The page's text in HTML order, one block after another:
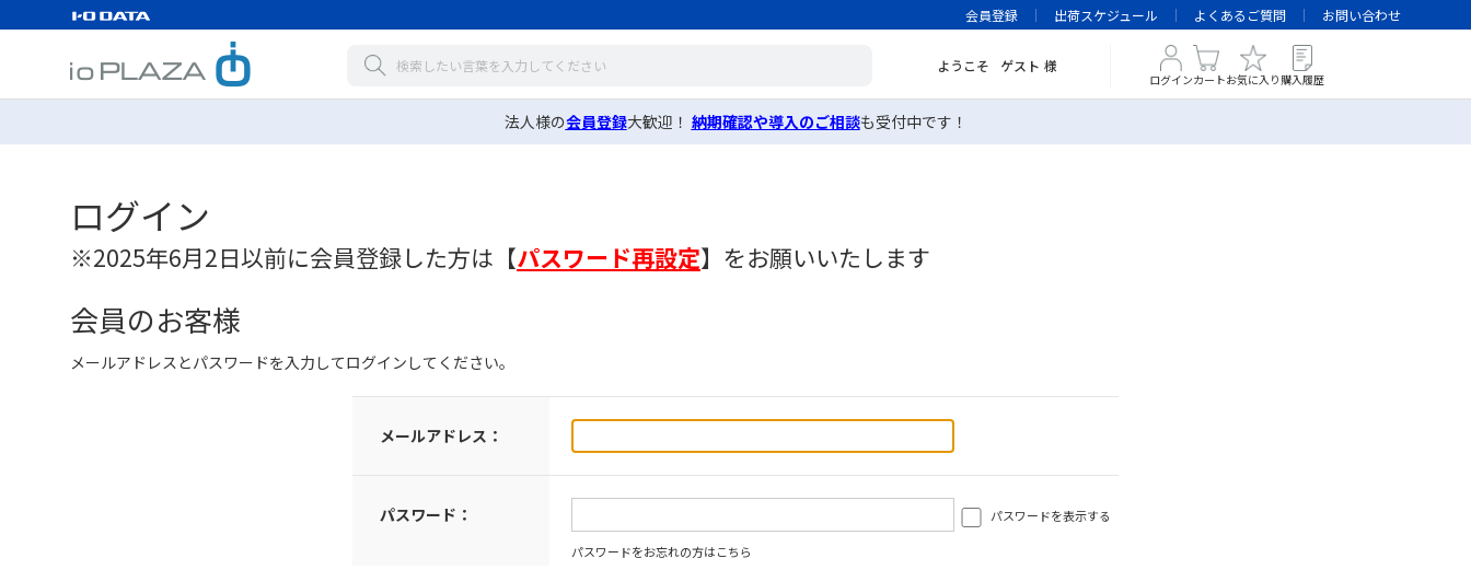
会員登録 出荷スケジュール よくあるご質問 お問い合わせ
ようこそ ゲスト 様
ログインカートお気に入り 購入履歴
法人様の会員登録大歓迎！ 納期確認や導入のご相談も受付中です！
ログイン
※2025年6月2日以前に会員登録した方は 【パスワード再設定】 をお願いいたします
会員のお客様
メールアドレスとパスワードを入力してログインしてください。
メールアドレス：
パスワード： パスワードを表示する
パスワードをお忘れの方はこちら